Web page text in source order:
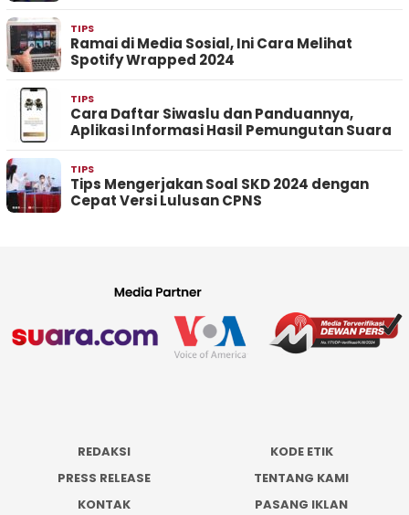
TIPS
Ramai di Media Sosial, Ini Cara Melihat
Spotify Wrapped 2024
TIPS
Cara Daftar Siwaslu dan Panduannya,
Aplikasi Informasi Hasil Pemungutan Suara
TIPS
Tips Mengerjakan Soal SKD 2024 dengan
Cepat Versi Lulusan CPNS
REDAKSI
KODE ETIK
PRESS RELEASE
TENTANG KAMI
KONTAK
PASANG IKLAN